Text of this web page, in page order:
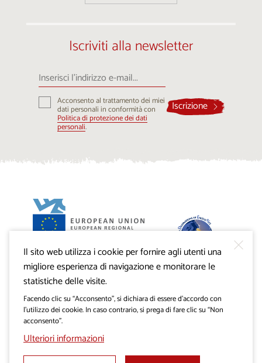
Iscriviti alla newsletter
Inserisci
l’indirizzo
e-
Acconsento al trattamento dei miei
dati personali in conformità con
Politica di protezione dei dati
personali.
Iscrizione
Progetto VisitKras. L’investimento è cofinanziato dalla
Repubblica di Slovenia e dal Fondo europeo di sviluppo
regionale dell’Unione Europea.
Il sito web utilizza i cookie per fornire agli utenti una
migliore esperienza di navigazione e monitorare le
statistiche delle visite.
Facendo clic su “Acconsento”, si dichiara di essere d’accordo con
l’utilizzo dei cookie. In caso contrario, si prega di fare clic su “Non
acconsento”.
Ulteriori informazioni